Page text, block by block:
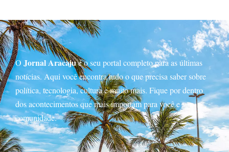
O Jornal Aracajué o seu portal completo para as últimas
notícias. Aqui você encontra tudo o que precisa saber sobre
política, tecnologia, cultura e muito mais. Fique por dentro
dos acontecimentos que mais importam para você e sua
comunidade.